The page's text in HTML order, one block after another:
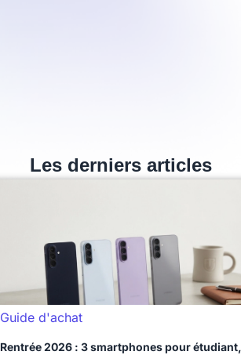
Les derniers articles
Guide d'achat
Rentrée 2026 : 3 smartphones pour étudiant,